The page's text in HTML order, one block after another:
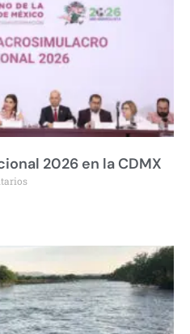
2026 en la CDMX